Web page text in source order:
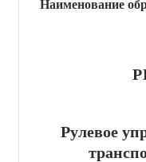
Наименование
Рулевое